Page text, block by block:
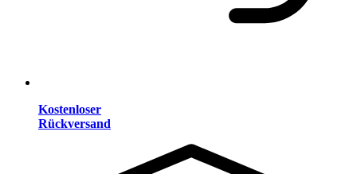
Kostenloser
Rückversand